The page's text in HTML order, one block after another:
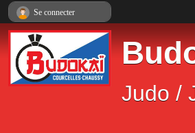
Judo /
Se connecter
Panneau de gestion des cookies